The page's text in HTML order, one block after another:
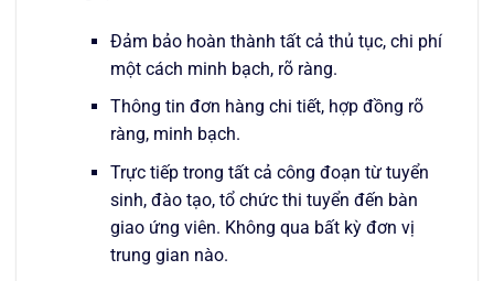
Đảm bảo hoàn thành tất cả thủ tục, chi phí
một cách minh bạch, rõ ràng.
Thông tin đơn hàng chi tiết, hợp đồng rõ
ràng, minh bạch.
Trực tiếp trong tất cả công đoạn từ tuyển
sinh, đào tạo, tổ chức thi tuyển đến bàn
giao ứng viên. Không qua bất kỳ đơn vị
trung gian nào.